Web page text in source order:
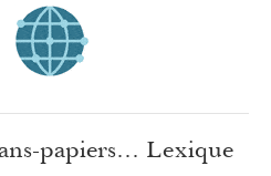
papiers… Lexique